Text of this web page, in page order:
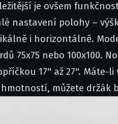
je ovšem
nastavení polohy –
i horizontálně.
75x75 nebo 100x100.
17'' až 27''.
můžete držák